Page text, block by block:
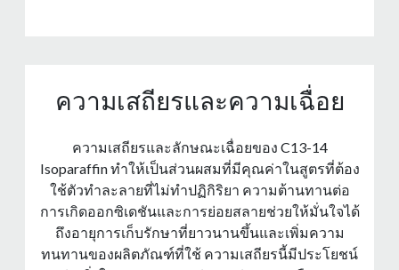
ความเสถียรและความเฉื่อย
ความเสถียรและลักษณะเฉื่อยของ C13-14
Isoparaffin ทําให้เป็นส่วนผสมที่มีคุณค่าในสูตรที่ต้อง
ใช้ตัวทําละลายที่ไม่ทําปฏิกิริยา ความต้านทานต่อ
การเกิดออกซิเดชันและการย่อยสลายช่วยให้มั่นใจได้
ถึงอายุการเก็บรักษาที่ยาวนานขึ้นและเพิ่มความ
ทนทานของผลิตภัณฑ์ที่ใช้ ความเสถียรนี้มีประโยชน์